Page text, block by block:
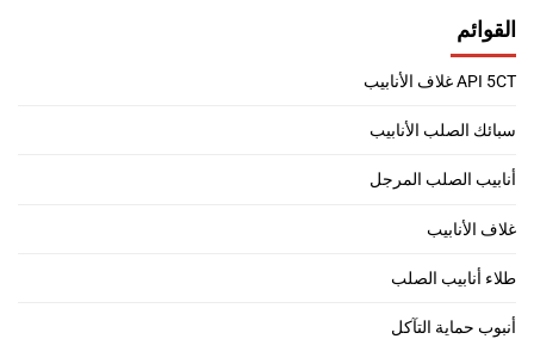
القوائم
API 5CT غلاف الأنابيب
سبائك الصلب الأنابيب
أنابيب الصلب المرجل
غلاف الأنابيب
طلاء أنابيب الصلب
أنبوب حماية التآكل